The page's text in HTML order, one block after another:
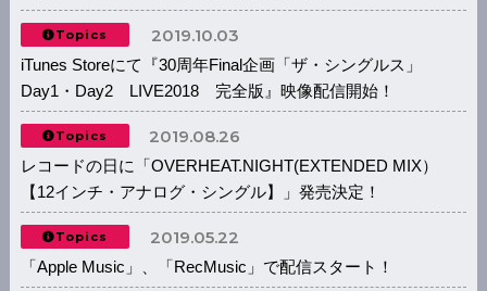
Topics 2019.10.03
iTunes Storeにて『30周年Final企画「ザ・シングルス」
Day1・Day2 LIVE2018 完全版』映像配信開始！
Topics 2019.08.26
レコードの日に「OVERHEAT.NIGHT(EXTENDED MIX）
【12インチ・アナログ・シングル】」発売決定！
Topics 2019.05.22
「Apple Music」、「RecMusic」で配信スタート！